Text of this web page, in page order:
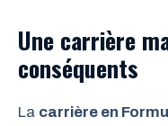
Une carrière
conséquents
La carrière en